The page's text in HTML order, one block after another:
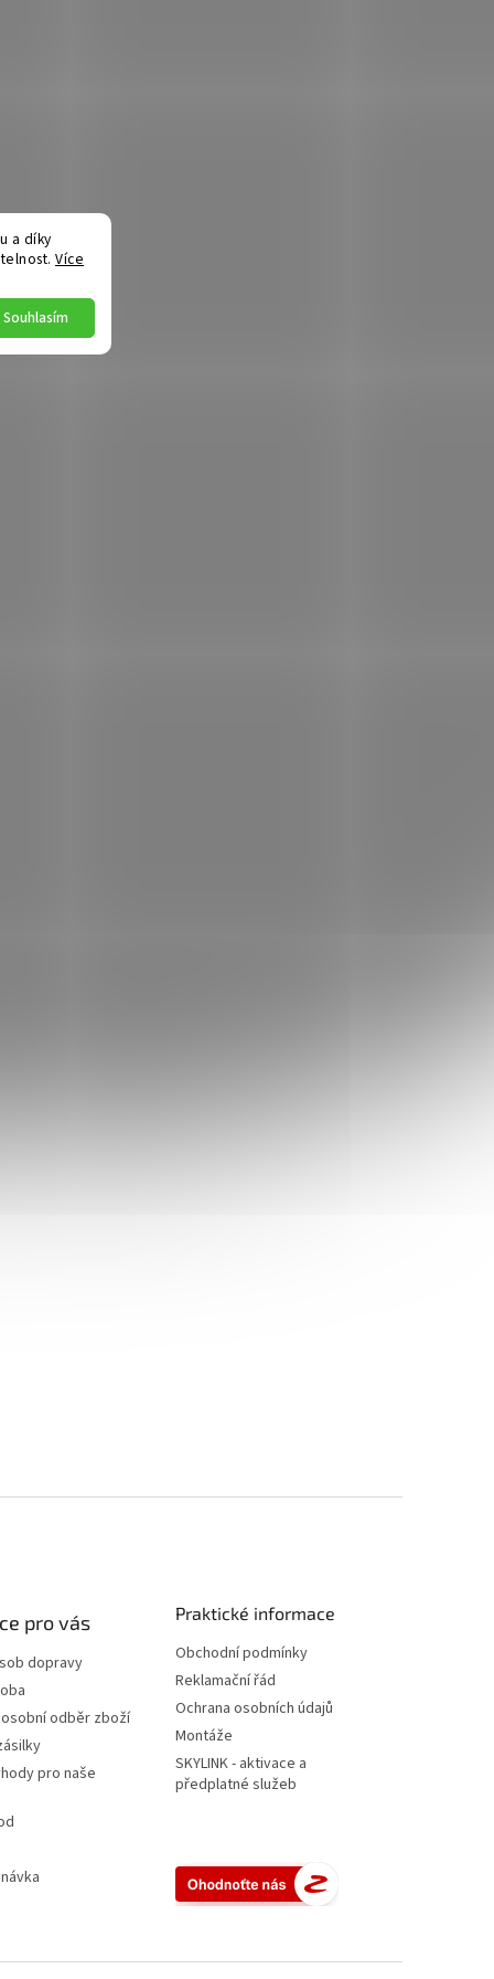
a díky
Více
Souhlasím
pro vás
dopravy
odběr zboží
pro naše
Praktické informace
Obchodní podmínky
Reklamační řád
Ochrana osobních údajů
Montáže
SKYLINK - aktivace a
předplatné služeb